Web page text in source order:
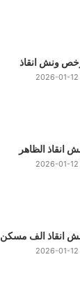
ونش انقاذ
2026-01-12
انقاذ الظاهر
2026-01-12
انقاذ الف مسكن
2026-01-12